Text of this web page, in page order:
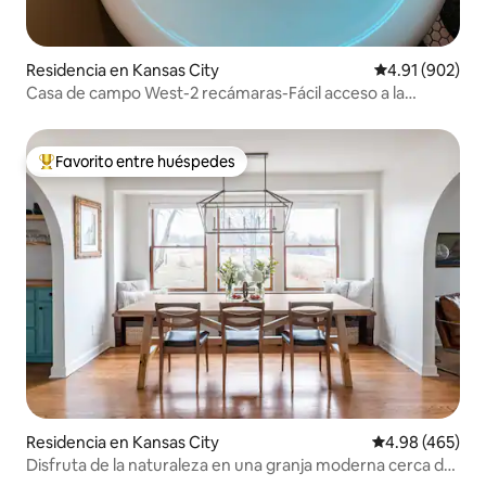
Residencia en Kansas City Calificación
4.91 (902)
Casa de campo West-2 recámaras-Fácil acceso a la
De los mejores en Favorito entre huéspedes
Favorito entre huéspedes
Residencia en Kansas City Calificación
4.98 (465)
Disfruta de la naturaleza en una granja moderna cerca de